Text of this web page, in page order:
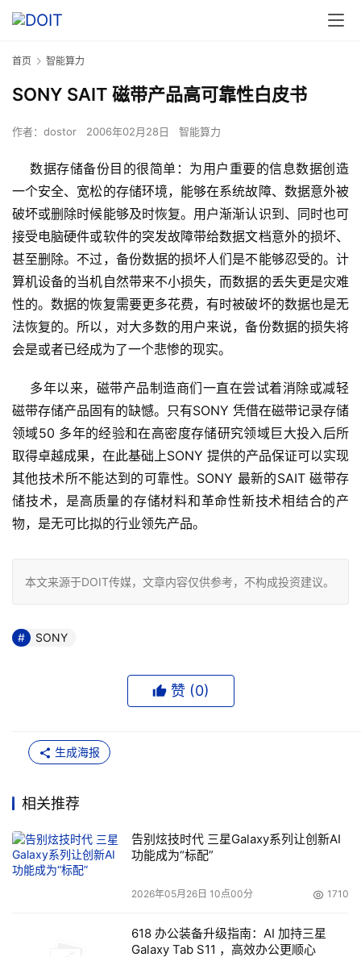
首页 智能算力
SONY SAIT 磁带产品高可靠性白皮书
作者： dostor 2006年02月28日 智能算力
数据存储备份目的很简单：为用户重要的信息数据创造
一个安全、宽松的存储环境，能够在系统故障、数据意外被
破坏或删除时候能够及时恢复。用户渐渐认识到、同时也可
接受电脑硬件或软件的突发故障带给数据文档意外的损坏、
甚至删除。不过，备份数据的损坏人们是不能够忍受的。计
算机设备的当机自然带来不小损失，而数据的丢失更是灾难
性的。数据的恢复需要更多花费，有时被破坏的数据也是无
法恢复的。所以，对大多数的用户来说，备份数据的损失将
会是或者已经成为了一个悲惨的现实。
多年以来，磁带产品制造商们一直在尝试着消除或减轻
磁带存储产品固有的缺憾。只有SONY 凭借在磁带记录存储
领域50 多年的经验和在高密度存储研究领域巨大投入后所
取得卓越成果，在此基础上SONY 提供的产品保证可以实现
其他技术所不能达到的可靠性。SONY 最新的SAIT 磁带存
储技术，是高质量的存储材料和革命性新技术相结合的产
物，是无可比拟的行业领先产品。
本文来源于DOIT传媒，文章内容仅供参考，不构成投资建议。
SONY
赞 (0)
生成海报
相关推荐
告别炫技时代 三星Galaxy系列让创新AI
功能成为“标配”
2026年05月26日 10点00分 1710
618 办公装备升级指南：AI 加持三星
Galaxy Tab S11 ，高效办公更顺心